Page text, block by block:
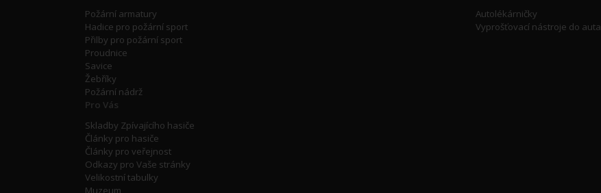
Požární armatury
Hadice pro požární sport
Přilby pro požární sport
Proudnice
Savice
Žebříky
Požární nádrž
Autolékárničky
Vyprošťovací nástroje do auta
Pro Vás
Skladby Zpívajícího hasiče
Články pro hasiče
Články pro veřejnost
Odkazy pro Vaše stránky
Velikostní tabulky
Muzeum